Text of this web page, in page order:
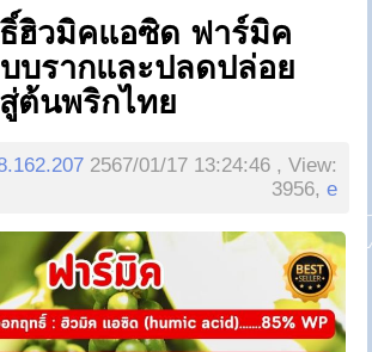
ฮิวมิคแอซิด ฟาร์มิค
บรากและปลดปล่อย
ต้นพริกไทย
2567/01/17 13:24:46 , View:
3956,e